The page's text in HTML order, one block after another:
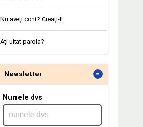
Nu aveți cont? Creați-l!
Ați uitat parola?
Newsletter -
Numele dvs